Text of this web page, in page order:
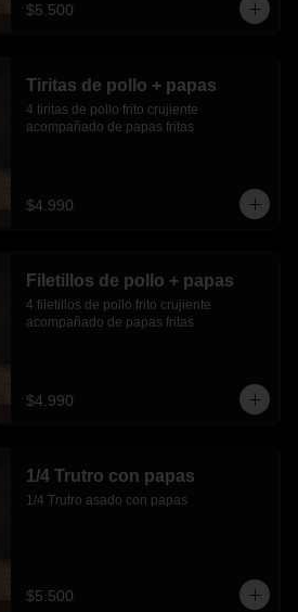
$5.500
Tiritas de pollo + papas
4 tiritas de pollo frito crujiente
acompañado de papas fritas
$4.990
Filetillos de pollo + papas
4 filetillos de pollo frito crujiente
acompañado de papas fritas
$4.990
1/4 Trutro con papas
1/4 Trutro asado con papas
$5.500